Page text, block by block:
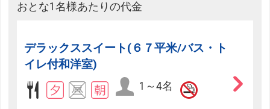
おとな1名様あたりの代金
デラックススイート(６７平米/バス・ト
イレ付和洋室)
1～4名